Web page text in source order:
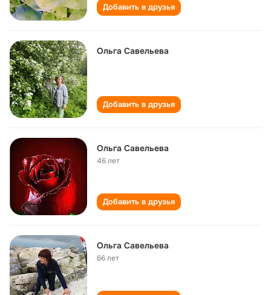
Добавить в друзья
Ольга Савельева
Добавить в друзья
Ольга Савельева
46 лет
Добавить в друзья
Ольга Савельева
66 лет